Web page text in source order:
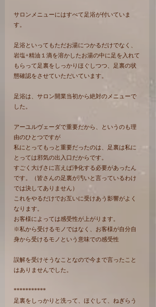
サロンメニューにはすべて足浴が付いていま
す。
足浴といってもただお湯につかるだけでなく、
岩塩+精油１滴を溶かしたお湯の中に足を入れて
もらって足裏をしっかりほぐしつつ、足裏の状
態確認をさせていただいています。
足浴は、サロン開業当初から絶対のメニューで
した。
アーユルヴェーダで重要だから、というのも理
由のひとつですが
私にとってもっと重要だったのは、足裏は私に
とっては邪気の出入口だからです。
すごく大げさに言えば浄化する必要があったん
です。（皆さんの足裏が汚いと言っているわけ
では決してありません）
これをやるだけでお互いに受けあう影響がよく
なります。
お客様によっては感受性が上がります。
※私から受けるモノではなく、お客様が自分自
身から受けるモノという意味での感受性
誤解を受けそうなことなので今まで言ったこと
はありませんでした。
***********
足裏をしっかりと洗って、ほぐして、ねぎらう